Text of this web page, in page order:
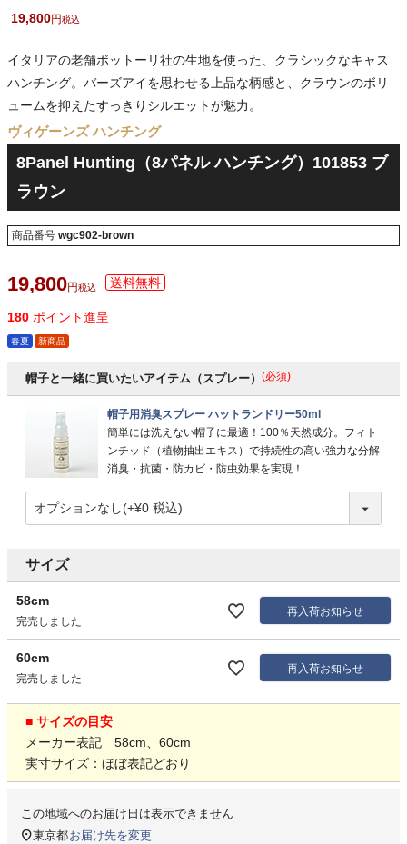
19,800 税込
イタリアの老舗ボットーリ社の生地を使った、クラシックなキャス
ハンチング。バーズアイを思わせる上品な柄感と、クラウンのボリ
ュームを抑えたすっきりシルエットが魅力。
ヴィゲーンズ ハンチング
8Panel Hunting（8パネル ハンチング）101853 ブ
ラウン
商品番号 wgc902-brown
19,800 税込
180 ポイント進呈
春夏 新商品
帽子と一緒に買いたいアイテム（スプレー） (必須)
帽子用消臭スプレー ハットランドリー50ml
簡単には洗えない帽子に最適！100％天然成分。フィト
ンチッド（植物抽出エキス）で持続性の高い強力な分解
消臭・抗菌・防カビ・防虫効果を実現！
サイズ
58cm
完売しました
再入荷お知らせ
60cm
完売しました
再入荷お知らせ
■ サイズの目安
メーカー表記 58cm、60cm
実寸サイズ：ほぼ表記どおり
この地域へのお届け日は表示できません
東京都お届け先を変更